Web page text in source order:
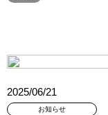
#いいとこどり、始まる
2025/06/21
お知らせ